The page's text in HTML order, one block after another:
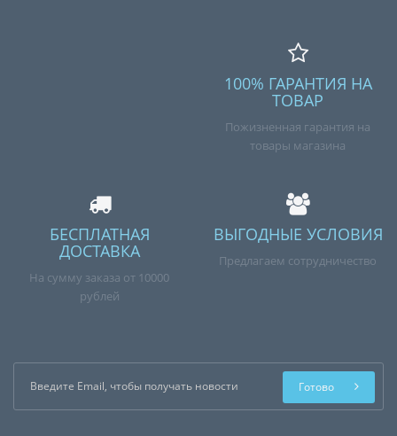
100% ГАРАНТИЯ НА
ТОВАР
Пожизненная гарантия на
товары магазина
БЕСПЛАТНАЯ
ДОСТАВКА
На сумму заказа от 10000
рублей
ВЫГОДНЫЕ УСЛОВИЯ
Предлагаем сотрудничество
Готово